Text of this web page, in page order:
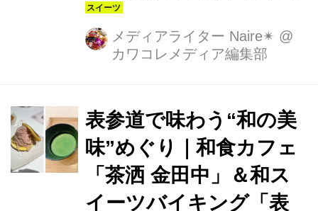
も良いけれど、旬の食材をふんだんに
使った優しい日本料理こそ、身体もコ
コロも喜ぶはず。そんな時にぴったり
メディアライター Naire✴︎ @
カワコレメディア編集部
表参道で味わう“和の美
味”めぐり｜和食カフェ
「茶洒 金田中」＆和ス
イーツバイキング「表